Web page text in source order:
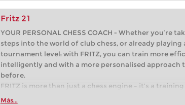
Fritz 21
YOUR PERSONAL CHESS COACH - Whether you’re
steps into the world of club chess, or already playing
tournament level: with FRITZ, you can train more
intelligently and with a more personalised approach
before.
FRITZ is more than just a chess engine – it’s a
Whether you’re taking your first steps into the world
Más...